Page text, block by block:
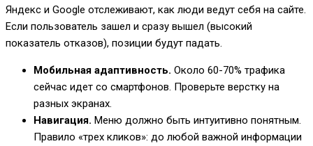
Яндекс и Google отслеживают, как люди ведут себя на сайте.
Если пользователь зашел и сразу вышел (высокий
показатель отказов), позиции будут падать.
Мобильная адаптивность. Около 60-70% трафика
сейчас идет со смартфонов. Проверьте верстку на
разных экранах.
Навигация. Меню должно быть интуитивно понятным.
Правило «трех кликов»: до любой важной информации